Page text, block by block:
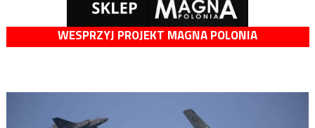
WESPRZYJ PROJEKT MAGNA POLONIA